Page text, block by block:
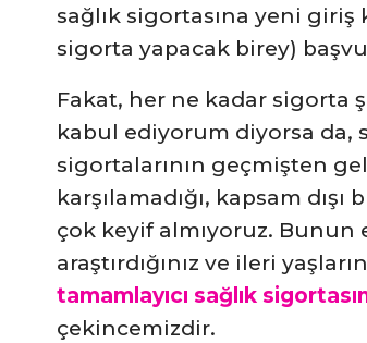
sağlık sigortasına yeni giriş
sigorta yapacak birey)
Fakat, her ne kadar sigorta
kabul ediyorum diyorsa da,
sigortalarının geçmişten
karşılamadığı, kapsam
çok keyif almıyoruz. Bunun
araştırdığınız ve ileri
tamamlayıcı sağlık
çekincemizdir.